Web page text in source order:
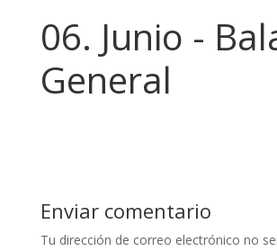
06. Junio -
General
Enviar comentario
Tu dirección de correo electrónico no